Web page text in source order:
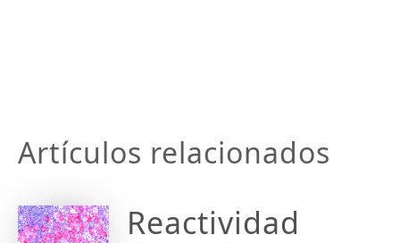
Artículos relacionados
Reactividad